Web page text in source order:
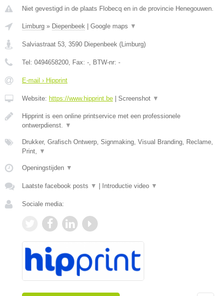
Niet gevestigd in de plaats Flobecq en in de provincie Henegouwen.
Limburg » Diepenbeek | Google maps ▼
Salviastraat 53 3590 Diepenbeek (Limburg)
Tel: 0494658200 , Fax: - , BTW-nr: -
E-mail › Hipprint
Website: https://www.hipprint.be | Screenshot ▼
Hipprint is een online printservice met een professionele
ontwerpdienst.
▼
Drukker, Grafisch Ontwerp, Signmaking, Visual Branding, Reclame,
Print,
▼
Openingstijden ▼
Laatste facebook posts ▼ | Introductie video ▼
Sociale media: